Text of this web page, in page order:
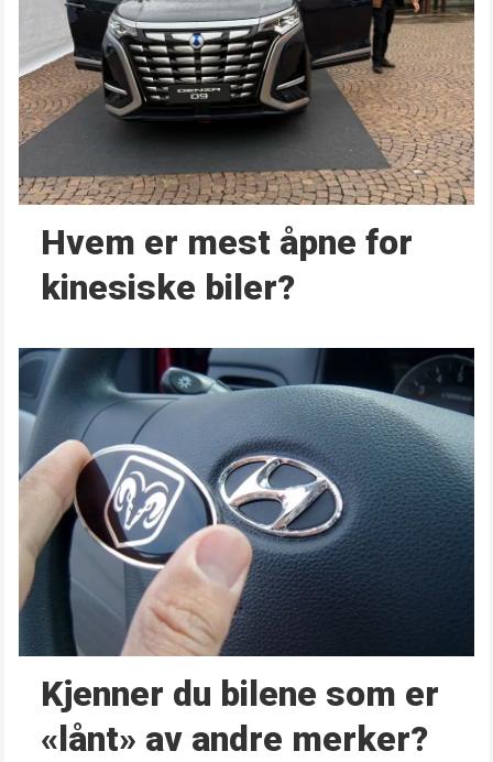
Hvem er mest åpne for
kinesiske biler?
Kjenner du bilene som er
«lånt» av andre merker?